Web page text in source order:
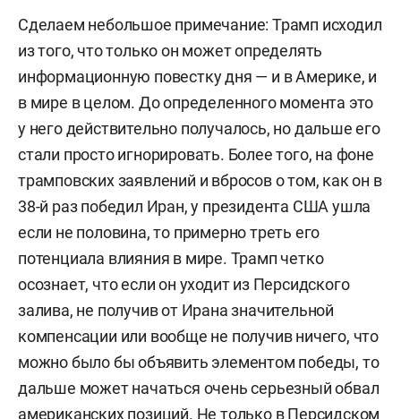
Сделаем небольшое примечание: Трамп исходил
из того, что только он может определять
информационную повестку дня — и в Америке, и
в мире в целом. До определенного момента это
у него действительно получалось, но дальше его
стали просто игнорировать. Более того, на фоне
трамповских заявлений и вбросов о том, как он в
38-й раз победил Иран, у президента США ушла
если не половина, то примерно треть его
потенциала влияния в мире. Трамп четко
осознает, что если он уходит из Персидского
залива, не получив от Ирана значительной
компенсации или вообще не получив ничего, что
можно было бы объявить элементом победы, то
дальше может начаться очень серьезный обвал
американских позиций. Не только в Персидском